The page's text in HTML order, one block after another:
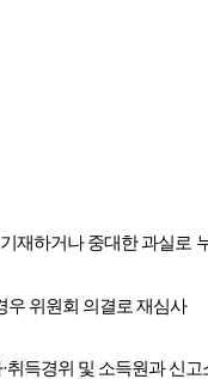
재하거나 중대한 과실로
우 위원회 의결로 재심사
득경위 및 소득원과 신고